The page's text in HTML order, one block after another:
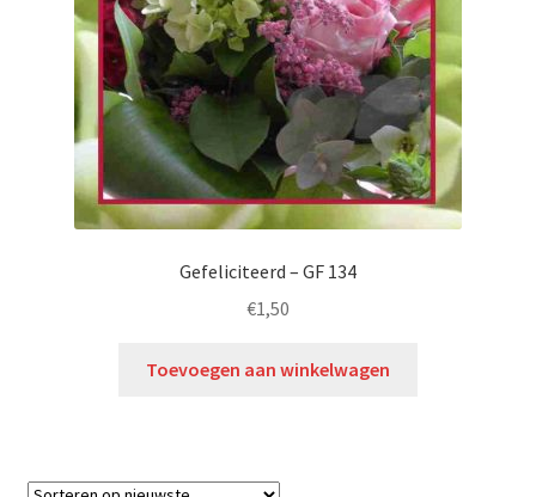
Gefeliciteerd – GF 134
€1,50
Toevoegen aan winkelwagen